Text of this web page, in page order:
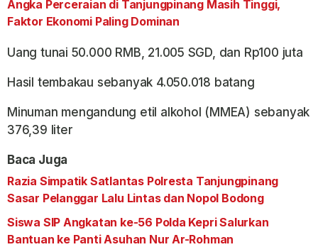
Angka Perceraian di Tanjungpinang Masih Tinggi,
Faktor Ekonomi Paling Dominan
Uang tunai 50.000 RMB, 21.005 SGD, dan Rp100 juta
Hasil tembakau sebanyak 4.050.018 batang
Minuman mengandung etil alkohol (MMEA) sebanyak
376,39 liter
Baca Juga
Razia Simpatik Satlantas Polresta Tanjungpinang
Sasar Pelanggar Lalu Lintas dan Nopol Bodong
Siswa SIP Angkatan ke-56 Polda Kepri Salurkan
Bantuan ke Panti Asuhan Nur Ar-Rohman